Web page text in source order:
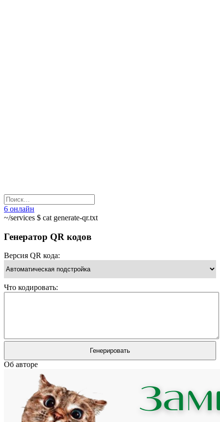
6 онлайн
~/services $ cat generate-qr.txt
Генератор QR кодов
Версия QR кода:
Что кодировать:
Об авторе